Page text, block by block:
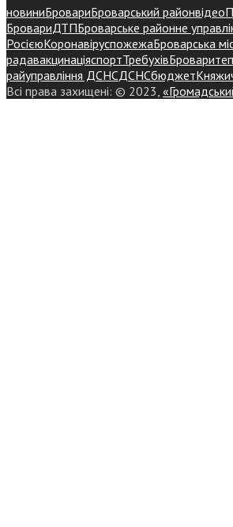
новиниБровариБроварський районвідео
БровариДТПБроварське районне
РосієюКоронавіруспожежаБроварська
радавакцинаціяспортТребухів
райуправління ДСНСДСНСбюджет
Всі права захищені: © 2023,